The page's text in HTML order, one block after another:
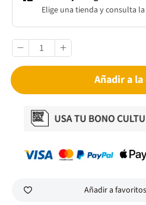
Elige una tienda y consulta
Añadir a la
Añadir a favoritos